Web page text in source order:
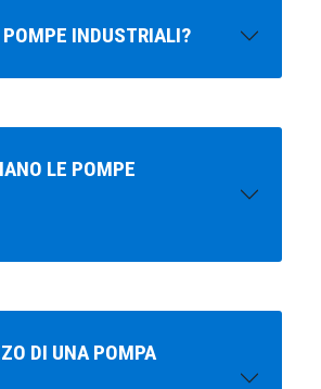
INDUSTRIALI?
LE POMPE
DI UNA POMPA